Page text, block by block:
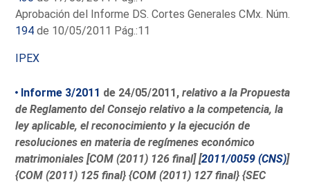
Aprobación del Informe DS. Cortes Generales CMx. Núm.
194 de 10/05/2011 Pág.:11
IPEX
Informe 3/2011 de 24/05/2011,relativo a la Propuesta
de Reglamento del Consejo relativo a la competencia, la
ley aplicable, el reconocimiento y la ejecución de
resoluciones en materia de regímenes económico
matrimoniales [COM (2011) 126 final] [2011/0059 (CNS)]
{COM (2011) 125 final} {COM (2011) 127 final} {SEC